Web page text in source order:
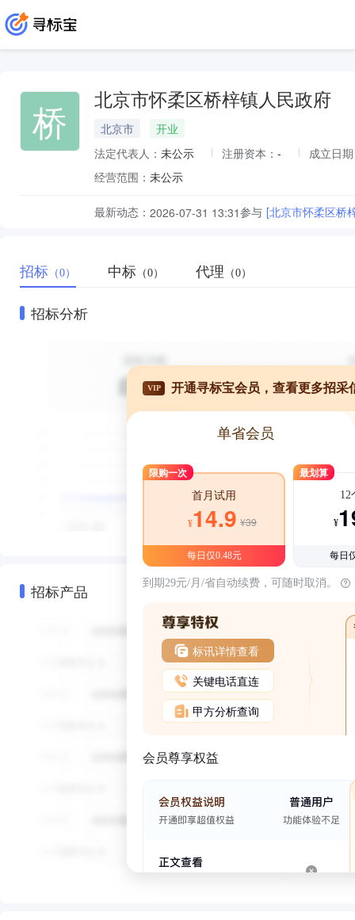
桥 北京市怀柔区桥梓镇人民政府
北京市
开业
法定代表人： 未公示 注册资本： -
成立日
经营范围： 未公示
最新动态： 2026-07-31 13:31参与 [北京市怀柔区桥
招标 （0） 中标 （0） 代理 （0）
招标分析
招标产品
VIP 开通寻标宝会员，查看更多招采
单省会员
限购一次
首月试用
¥14.9 ¥39
每日仅0.48元
最划算
12
¥
每日
到期29元/月/省自动续费，可随时取消。
标讯详情查看
关键电话直连
甲方分析查询
会员尊享权益